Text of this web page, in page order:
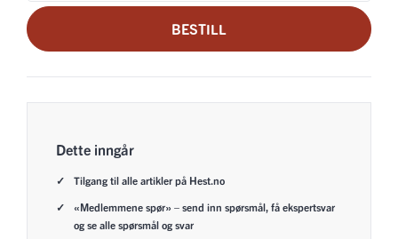
BESTILL
Dette inngår
Tilgang til alle artikler på Hest.no
«Medlemmene spør» – send inn spørsmål, få ekspertsvar
og se alle spørsmål og svar